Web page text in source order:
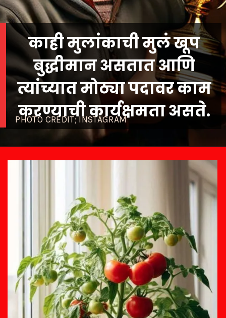
PHOTO CREDIT; INSTAGRAM
काही मुलांकाची मुलं खूप
बुद्धीमान असतात आणि
त्यांच्यात मोठ्या पदावर काम